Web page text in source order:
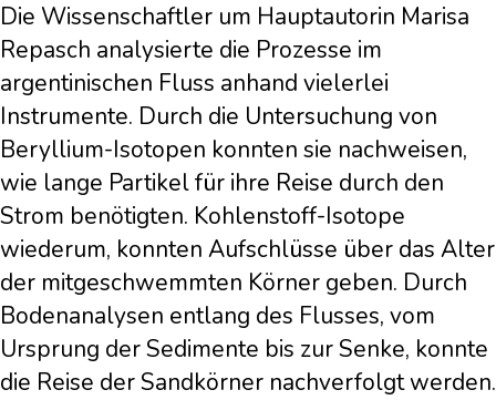
Die Wissenschaftler um Hauptautorin Marisa
Repasch analysierte die Prozesse im
argentinischen Fluss anhand vielerlei
Instrumente. Durch die Untersuchung von
Beryllium-Isotopen konnten sie nachweisen,
wie lange Partikel für ihre Reise durch den
Strom benötigten. Kohlenstoff-Isotope
wiederum, konnten Aufschlüsse über das Alter
der mitgeschwemmten Körner geben. Durch
Bodenanalysen entlang des Flusses, vom
Ursprung der Sedimente bis zur Senke, konnte
die Reise der Sandkörner nachverfolgt werden.